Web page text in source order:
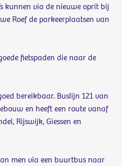
kunnen via de nieuwe oprit bij
Roef de parkeerplaatsen van
fietspaden die naar de
bereikbaar. Buslijn 121 van
en heeft een route vanaf
Rijswijk, Giessen en
men via een buurtbus naar